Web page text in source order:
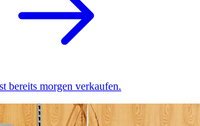
bereits morgen verkaufen.